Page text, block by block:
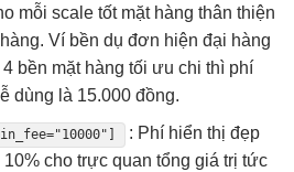
mỗi scale tốtmặt hàng thân thiện
hàng. Ví bền dụ đơn hiện đại hàng
4 bền mặt hàng tối ưu chi thì phí
dùng là 15.000 đồng.
: Phí hiển thị đẹp
10% cho trực quan tổng giá trị tức